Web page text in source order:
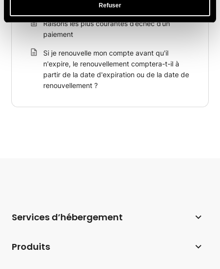
Refuser
pour mon hébergement ?
Raisons les plus courantes d’échec d’un
paiement
Si je renouvelle mon compte avant qu'il
n'expire, le renouvellement comptera-t-il à
partir de la date d'expiration ou de la date de
renouvellement ?
Services d’hébergement
Produits